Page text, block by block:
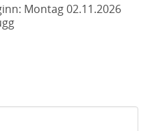
Montag 02.11.2026